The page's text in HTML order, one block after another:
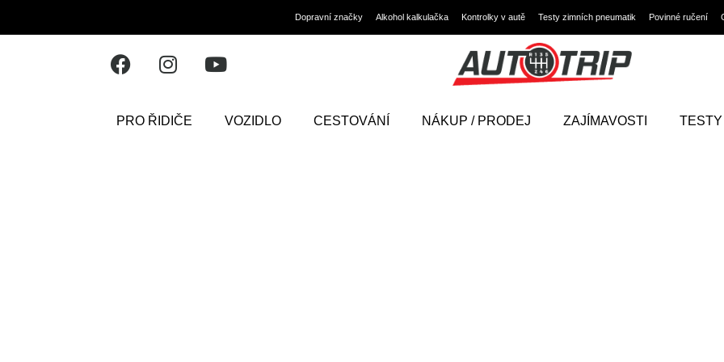
Dopravní značky Alkohol kalkulačka Kontrolky v autě Testy zimních pneumatik Povinné ručení
PRO ŘIDIČE VOZIDLO CESTOVÁNÍ NÁKUP / PRODEJ ZAJÍMAVOSTI TESTY